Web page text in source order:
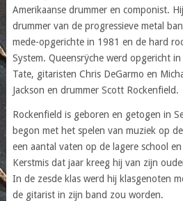
Amerikaanse drummer en componist.
drummer van de progressieve metal
mede-opgerichte in 1981 en de hard
System. Queensrÿche werd opgericht
Tate, gitaristen Chris DeGarmo en
Jackson en drummer Scott Rockenfield.
Rockenfield is geboren en getogen in
begon met het spelen van muziek op
een aantal vaten op de lagere school
Kerstmis dat jaar kreeg hij van zijn
In de zesde klas werd hij klasgenoten
de gitarist in zijn band zou worden.